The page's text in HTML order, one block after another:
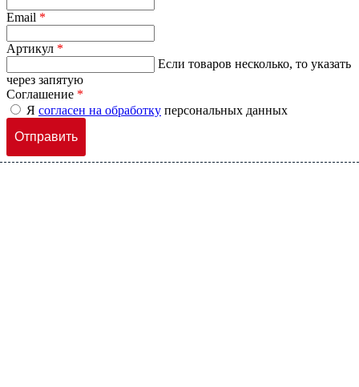
Email *
Артикул *
Если товаров несколько, то указать
через запятую
Соглашение *
Я согласен на обработку персональных данных